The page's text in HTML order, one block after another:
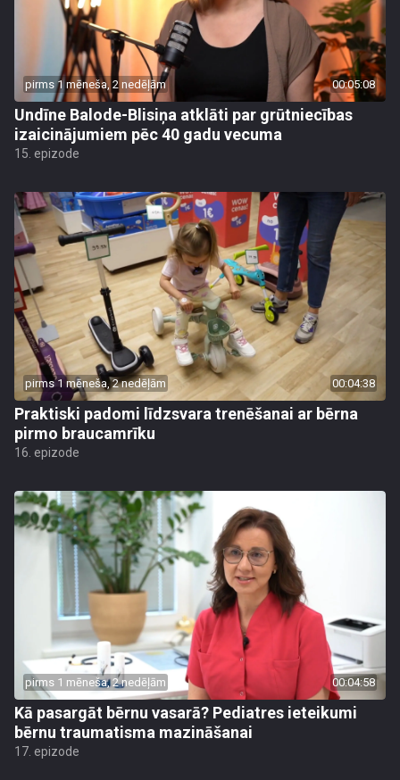
pirms 1 mēneša, 2 nedēļām 00:05:08
Undīne Balode-Blisiņa atklāti par grūtniecības
izaicinājumiem pēc 40 gadu vecuma
15. epizode
pirms 1 mēneša, 2 nedēļām 00:04:38
Praktiski padomi līdzsvara trenēšanai ar bērna
pirmo braucamrīku
16. epizode
pirms 1 mēneša, 2 nedēļām 00:04:58
Kā pasargāt bērnu vasarā? Pediatres ieteikumi
bērnu traumatisma mazināšanai
17. epizode